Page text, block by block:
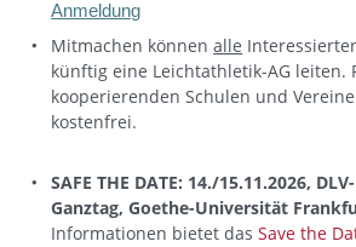
Anmeldung
Mitmachen könnenalle
künftig eine Leichtathletik-AG leiten.
kooperierenden Schulen und
kostenfrei.
SAFE THE DATE: 14./15.11.2026,
Ganztag, Goethe-Universität
Informationen bietet dasSave the